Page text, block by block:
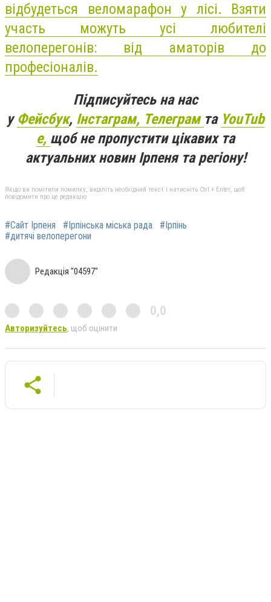
відбудеться веломарафон у лісі. Взяти
участь можуть усі любителі
велоперегонів: від аматорів до
професіоналів.
Підписуйтесь на нас
уФейсбук, Інстаграм, Телеграм та YouTub
e, щоб не пропустити цікавих та
актуальних новин Ірпеня та регіону!
Якщо ви помітили помилку, виділіть необхідний текст і натисніть Ctrl + Enter, щоб
повідомити про це редакцію
#Сайт Ірпеня #Ірпінська міська рада
#Ірпінь
#дитячі велоперегони
Редакція "04597"
0,0
Авторизуйтесь, щоб оцінити